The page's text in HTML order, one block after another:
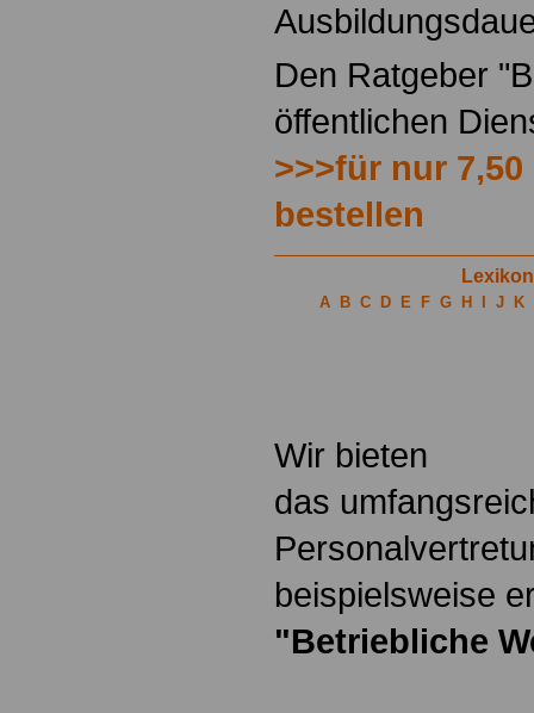
Den Ratgeber
öffentlichen
>>>für nur
bestellen
A B C D E F G H J K
Wir bieten
das
beispielsweise
"Betriebliche